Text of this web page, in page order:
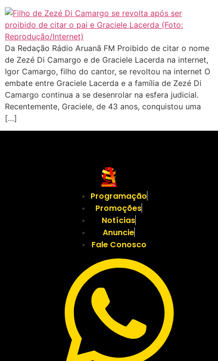
Da Redação Rádio Aruanã FM Proibido de citar o nome
de Zezé Di Camargo e de Graciele Lacerda na internet,
Igor Camargo, filho do cantor, se revoltou na internet O
embate entre Graciele Lacerda e a família de Zezé Di
Camargo continua a se desenrolar na esfera judicial.
Recentemente, Graciele, de 43 anos, conquistou uma
[…]
Programação
Promoções
Notícias
Anuncie
Fale Conosco